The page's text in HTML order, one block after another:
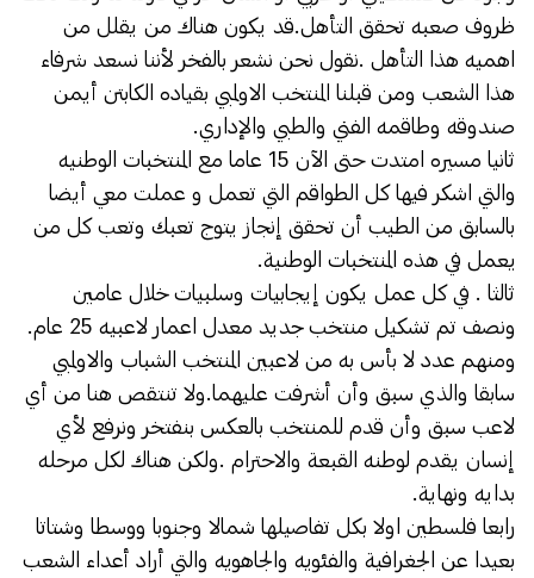
ظروف صعبه تحقق التأهل.قد يكون هناك من يقلل من
اهميه هذا التأهل .نقول نحن نشعر بالفخر لأننا نسعد شرفاء
هذا الشعب ومن قبلنا المنتخب الاولمبي بقياده الكابتن أيمن
صندوقه وطاقمه الفني والطبي والإداري.
ثانيا مسيره امتدت حتى الآن 15 عاما مع المنتخبات الوطنيه
والتي اشكر فيها كل الطواقم التي تعمل و عملت معي أيضا
بالسابق من الطيب أن تحقق إنجاز يتوج تعبك وتعب كل من
يعمل في هذه المنتخبات الوطنية.
ثالثا . في كل عمل يكون إيجابيات وسلبيات خلال عامين
ونصف تم تشكيل منتخب جديد معدل اعمار لاعبيه 25 عام.
ومنهم عدد ﻻ بأس به من ﻻعبين المنتخب الشباب والاولمبي
سابقا والذي سبق وأن أشرفت عليهما.وﻻ تنتقص هنا من أي
ﻻعب سبق وأن قدم للمنتخب بالعكس بنفتخر ونرفع لأي
إنسان يقدم لوطنه القبعة والاحترام .ولكن هناك لكل مرحله
بدايه ونهاية.
رابعا فلسطين اوﻻ بكل تفاصيلها شمالا وجنوبا ووسطا وشتاتا
بعيدا عن الجغرافية والفئويه والجاهويه والتي أراد أعداء الشعب